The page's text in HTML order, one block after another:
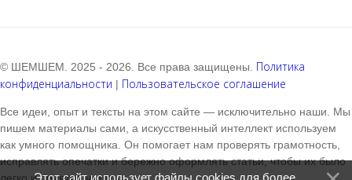
© ШЕМШЕМ. 2025 - 2026. Все права защищены. Политика
конфиденциальности | Пользовательское соглашение
Все идеи, опыт и тексты на этом сайте — исключительно наши. Мы
пишем материалы сами, а искусственный интеллект используем
как умного помощника. Он помогает нам проверять грамотность,
исправлять опечатки и бережно оформлять статьи, чтобы их было
Этот сайт использует файлы cookies для более